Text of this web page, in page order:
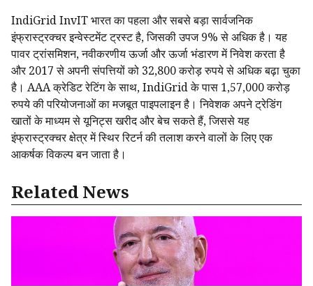
IndiGrid InvIT भारत का पहला और सबसे बड़ा सार्वजनिक
इंफ्रास्ट्रक्चर इन्वेस्टमेंट ट्रस्ट है, जिसकी उपज 9% से अधिक है। यह
पावर ट्रांसमिशन, नवीकरणीय ऊर्जा और ऊर्जा भंडारण में निवेश करता है
और 2017 से अपनी संपत्तियों को 32,800 करोड़ रुपये से अधिक बढ़ा चुका
है। AAA क्रेडिट रेटिंग के साथ, IndiGrid के पास 1,57,000 करोड़
रुपये की परियोजनाओं का मजबूत पाइपलाइन है। निवेशक अपने ट्रेडिंग
खातों के माध्यम से यूनिट्स खरीद और बेच सकते हैं, जिससे यह
इंफ्रास्ट्रक्चर क्षेत्र में स्थिर रिटर्न की तलाश करने वालों के लिए एक
आकर्षक विकल्प बन जाता है।
Related News